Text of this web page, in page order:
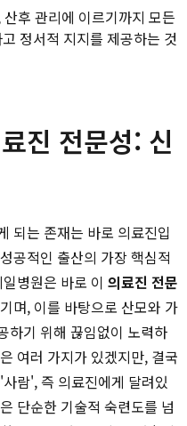
후 관리에 이르기까지 모든
정서적 지지를 제공하는 것
진 전문성: 신
되는 존재는 바로 의료진입
공적인 출산의 가장 핵심적
병원은 바로 이 의료진 전문
며, 이를 바탕으로 산모와 가
하기 위해 끊임없이 노력하
여러 가지가 있겠지만, 결국
람', 즉 의료진에게 달려있
단순한 기술적 숙련도를 넘